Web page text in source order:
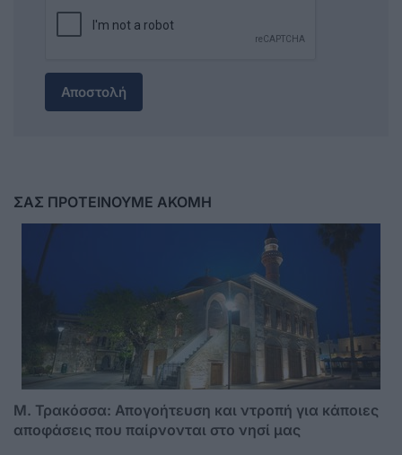
Αποστολή
ΣΑΣ ΠΡΟΤΕΙΝΟΥΜΕ ΑΚΟΜΗ
Μ. Τρακόσσα: Απογοήτευση και ντροπή για κάποιες
αποφάσεις που παίρνονται στο νησί μας